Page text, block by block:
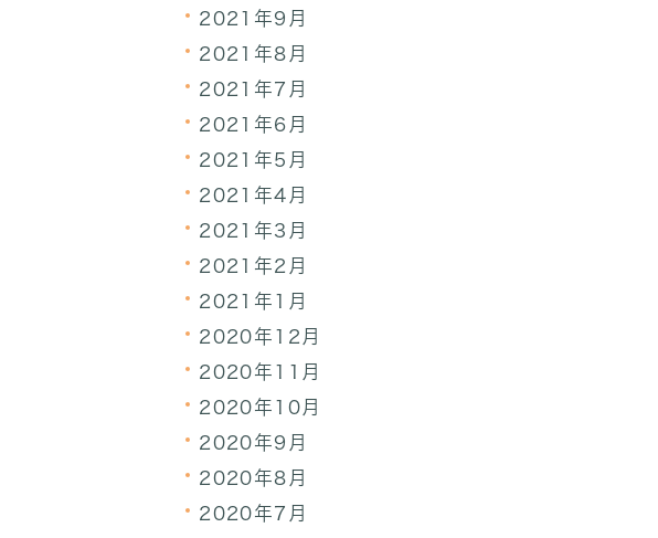
2021年9月
2021年8月
2021年7月
2021年6月
2021年5月
2021年4月
2021年3月
2021年2月
2021年1月
2020年12月
2020年11月
2020年10月
2020年9月
2020年8月
2020年7月